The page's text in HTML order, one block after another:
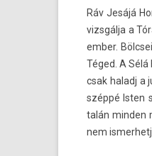
Ráv Jesájá
vizsgálja a
ember.
Téged. A
csak haladj a
széppé Isten
talán mind­en
nem